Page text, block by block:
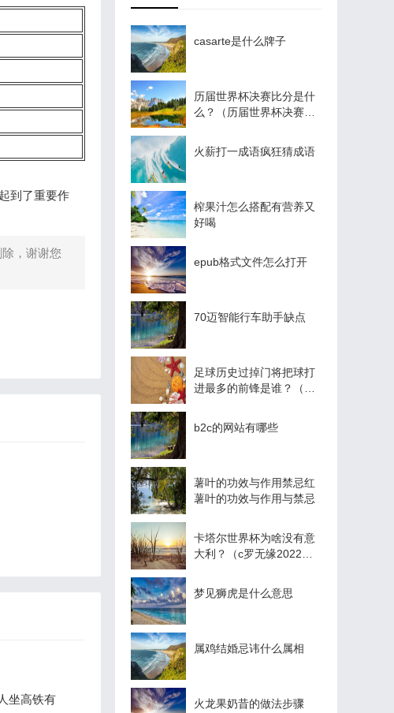
到了重要作
，谢谢您
坐高铁有
casarte是什么牌子
历届世界杯决赛比分是什
么？（历届世界杯决赛比
火薪打一成语疯狂猜成语
榨果汁怎么搭配有营养又
好喝
epub格式文件怎么打开
70迈智能行车助手缺点
足球历史过掉门将把球打
进最多的前锋是谁？（守
b2c的网站有哪些
薯叶的功效与作用禁忌红
薯叶的功效与作用与禁忌
卡塔尔世界杯为啥没有意
大利？（c罗无缘2022世
梦见狮虎是什么意思
属鸡结婚忌讳什么属相
火龙果奶昔的做法步骤